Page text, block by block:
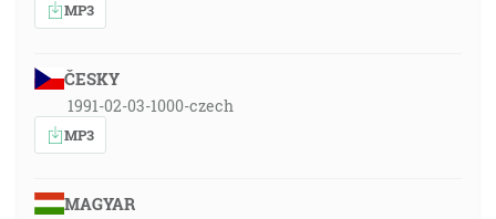
MP3
ČESKY
1991-02-03-1000-czech
MP3
MAGYAR